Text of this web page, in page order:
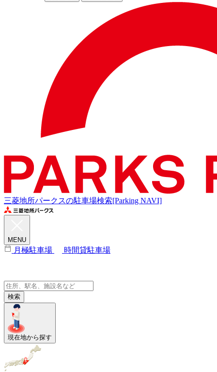
三菱地所パークスの駐車場検索[Parking NAVI]
MENU
月極駐車場 時間貸駐車場
検索
現在地から探す